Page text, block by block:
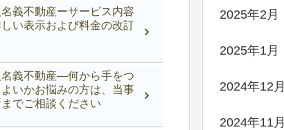
義不動産ーサービス内容
い表示および料金の改訂
義不動産―何から手をつ
いかお悩みの方は、当事
でご相談ください
2025年2月
2025年1月
2024年12月
2024年11月